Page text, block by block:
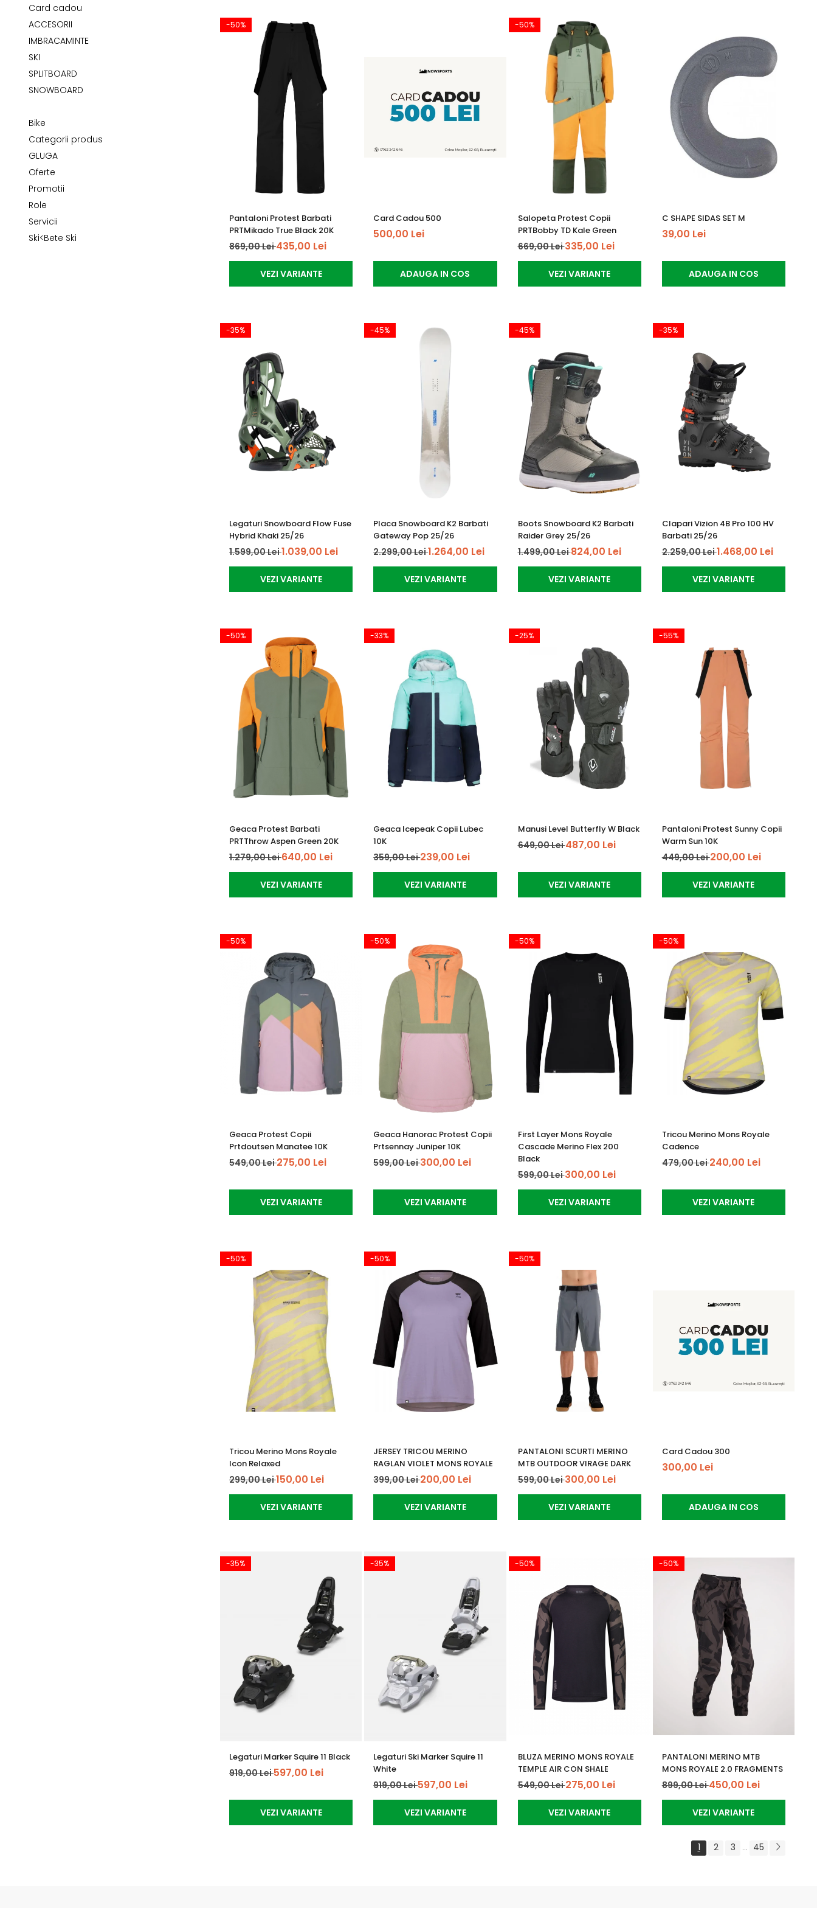
Pantaloni outdoor
Sosete Outdoor
Curele
Sepci
Bustiere
Card cadou
ACCESORII
IMBRACAMINTE
SKI
SPLITBOARD
SNOWBOARD
Bike
Categorii produs
GLUGA
Oferte
Promotii
Role
Servicii
Ski<Bete Ski
-50%
Pantaloni Protest Barbati
PRTMikado True Black 20K
869,00 Lei435,00 Lei
VEZI VARIANTE
Card Cadou 500
500,00 Lei
ADAUGA IN COS
-50%
Salopeta Protest Copii
PRTBobby TD Kale Green
669,00 Lei335,00 Lei
VEZI VARIANTE
C SHAPE SIDAS SET M
39,00 Lei
ADAUGA IN COS
-35%
Legaturi Snowboard Flow Fuse
Hybrid Khaki 25/26
1.599,00 Lei1.039,00 Lei
VEZI VARIANTE
-45%
Placa Snowboard K2 Barbati
Gateway Pop 25/26
2.299,00 Lei1.264,00 Lei
VEZI VARIANTE
-45%
Boots Snowboard K2 Barbati
Raider Grey 25/26
1.499,00 Lei824,00 Lei
VEZI VARIANTE
-35%
Clapari Vizion 4B Pro 100 HV
Barbati 25/26
2.259,00 Lei1.468,00 Lei
VEZI VARIANTE
-50%
Geaca Protest Barbati
PRTThrow Aspen Green 20K
1.279,00 Lei640,00 Lei
VEZI VARIANTE
-33%
Geaca Icepeak Copii Lubec
10K
359,00 Lei239,00 Lei
VEZI VARIANTE
-25%
Manusi Level Butterfly W Black
649,00 Lei487,00 Lei
VEZI VARIANTE
-55%
Pantaloni Protest Sunny Copii
Warm Sun 10K
449,00 Lei200,00 Lei
VEZI VARIANTE
-50%
Geaca Protest Copii
Prtdoutsen Manatee 10K
549,00 Lei275,00 Lei
VEZI VARIANTE
-50%
Geaca Hanorac Protest Copii
Prtsennay Juniper 10K
599,00 Lei300,00 Lei
VEZI VARIANTE
-50%
First Layer Mons Royale
Cascade Merino Flex 200
Black
599,00 Lei300,00 Lei
VEZI VARIANTE
-50%
Tricou Merino Mons Royale
Cadence
479,00 Lei240,00 Lei
VEZI VARIANTE
-50%
Tricou Merino Mons Royale
Icon Relaxed
299,00 Lei150,00 Lei
VEZI VARIANTE
-50%
JERSEY TRICOU MERINO
RAGLAN VIOLET MONS ROYALE
399,00 Lei200,00 Lei
VEZI VARIANTE
-50%
PANTALONI SCURTI MERINO
MTB OUTDOOR VIRAGE DARK
599,00 Lei300,00 Lei
VEZI VARIANTE
Card Cadou 300
300,00 Lei
ADAUGA IN COS
-35%
Legaturi Marker Squire 11 Black
919,00 Lei597,00 Lei
VEZI VARIANTE
-35%
Legaturi Ski Marker Squire 11
White
919,00 Lei597,00 Lei
VEZI VARIANTE
-50%
BLUZA MERINO MONS ROYALE
TEMPLE AIR CON SHALE
549,00 Lei275,00 Lei
VEZI VARIANTE
-50%
PANTALONI MERINO MTB
MONS ROYALE 2.0 FRAGMENTS
899,00 Lei450,00 Lei
VEZI VARIANTE
1 2 3 ... 45